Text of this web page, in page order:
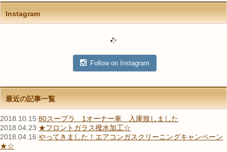
Instagram
Follow on Instagram
最近の記事一覧
2018.10.15 80スープラ 1オーナー車 入庫致しました
2018.04.23 ★フロントガラス撥水加工☆
2018.04.16 やってきました！エアコンガスクリーニングキャンペーン
★☆